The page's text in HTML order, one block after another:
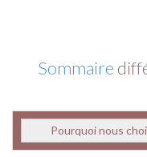
Sommaire
Pourquoi nous